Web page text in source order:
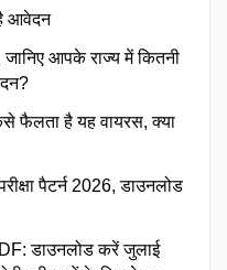
आवेदन
जानिए आपके राज्य में कितनी
फैलता है यह वायरस, क्या
पैटर्न 2026, डाउनलोड
डाउनलोड करें जुलाई